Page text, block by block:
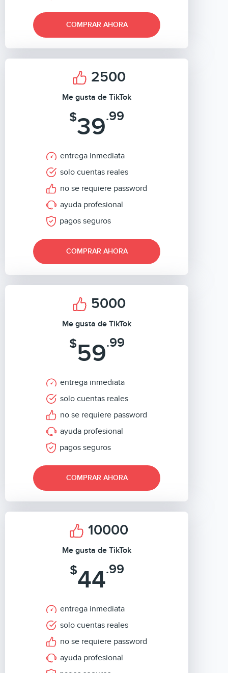
COMPRAR AHORA
2500
Me gusta de TikTok
$39.99
entrega inmediata
solo cuentas reales
no se requiere password
ayuda profesional
pagos seguros
COMPRAR AHORA
5000
Me gusta de TikTok
$59.99
entrega inmediata
solo cuentas reales
no se requiere password
ayuda profesional
pagos seguros
COMPRAR AHORA
10000
Me gusta de TikTok
$44.99
entrega inmediata
solo cuentas reales
no se requiere password
ayuda profesional